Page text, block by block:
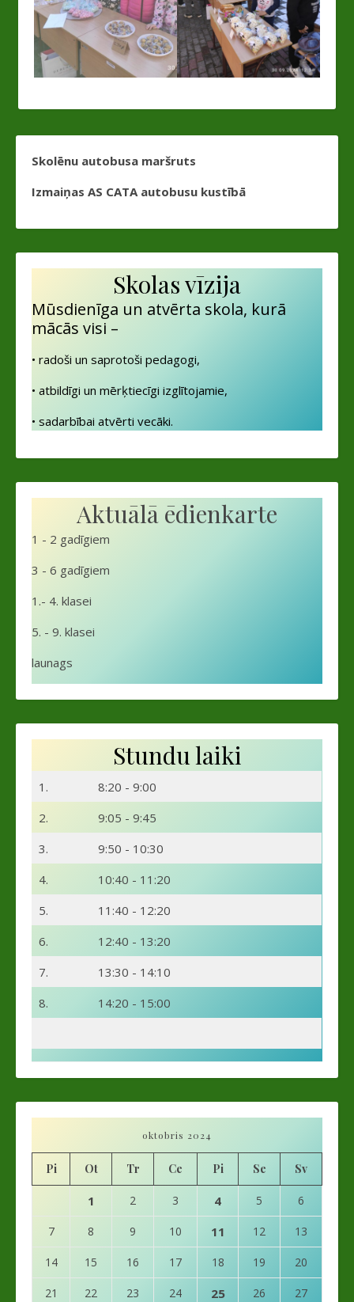
Skolēnu autobusa maršruts
Izmaiņas AS CATA autobusu kustībā
Skolas vīzija
Mūsdienīga un atvērta skola, kurā
mācās visi –
• radoši un saprotoši pedagogi,
• atbildīgi un mērķtiecīgi izglītojamie,
• sadarbībai atvērti vecāki.
Aktuālā ēdienkarte
1 - 2 gadīgiem
3 - 6 gadīgiem
1.- 4. klasei
5. - 9. klasei
launags
Stundu laiki
1.
8:20 - 9:00
2.
9:05 - 9:45
3.
9:50 - 10:30
4.
10:40 - 11:20
5.
11:40 - 12:20
6.
12:40 - 13:20
7.
13:30 - 14:10
8.
14:20 - 15:00
oktobris 2024
Pi Ot Tr Ce Pi Se Sv
1 2 3 4 5 6
7 8 9 10 11 12 13
14 15 16 17 18 19 20
21 22 23 24 25 26 27